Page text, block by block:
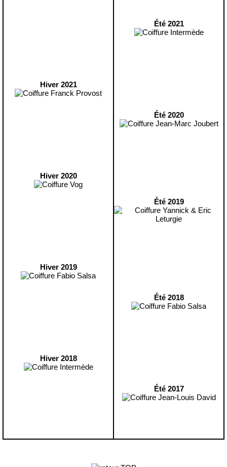
Hiver 2021
Hiver 2020
Hiver 2019
Hiver 2018
Été 2021
Été 2020
Été 2019
Été 2018
Été 2017